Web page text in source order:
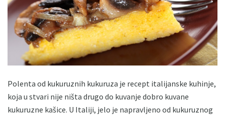
Polenta od kukuruznih kukuruza je recept italijanske kuhinje,
koja u stvari nije ništa drugo do kuvanje dobro kuvane
kukuruzne kašice. U Italiji, jelo je napravljeno od kukuruznog